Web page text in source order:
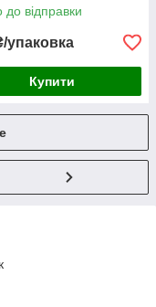
до відправки
упаковка
Купити